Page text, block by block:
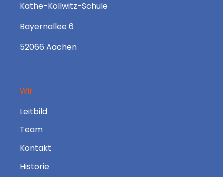
Käthe-Kollwitz-Schule
Bayernallee 6
52066 Aachen
Wir
Leitbild
Team
Kontakt
Historie